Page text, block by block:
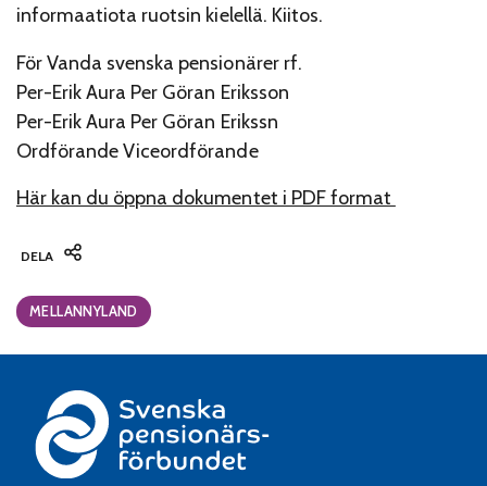
informaatiota ruotsin kielellä. Kiitos.
För Vanda svenska pensionärer rf.
Per-Erik Aura Per Göran Eriksson
Per-Erik Aura Per Göran Erikssn
Ordförande Viceordförande
Här kan du öppna dokumentet i PDF format
DELA
Categories:
MELLANNYLAND